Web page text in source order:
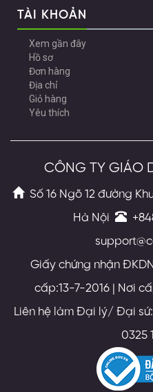
TÀI KHOẢN
Xem gần đây
Hồ sơ
Đơn hàng
Địa chỉ
Giỏ hàng
Yêu thích
CÔNG TY GIÁO
Số 16 Ngõ 12 đường
Hà Nội
Giấy chứng nhận
cấp:13-7-2016 | Nơi
Liên hệ làm Đại lý/ Đại
0325